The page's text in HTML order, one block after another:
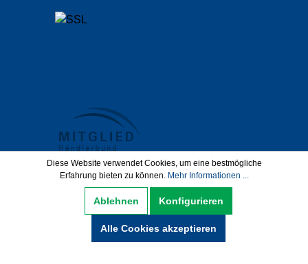
Datenschutz AGB
Impressum
Hinweise zur Batterieentsorgung
Diese Website verwendet Cookies, um eine bestmögliche
Erfahrung bieten zu können. Mehr Informationen ...
Ablehnen Konfigurieren
Alle Cookies akzeptieren